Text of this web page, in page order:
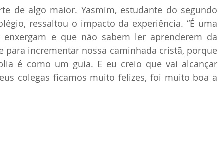
de algo maior. Yasmim, estudante do segundo
ressaltou o impacto da experiência. “É uma
e que não sabem ler aprenderem da
para incrementar nossa caminhada cristã, porque
é como um guia. E eu creio que vai alcançar
colegas ficamos muito felizes, foi muito boa a